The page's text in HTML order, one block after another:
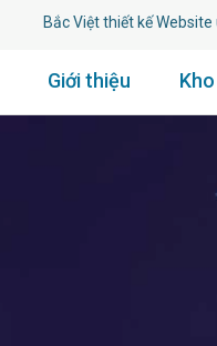
Bắc Việt thiết kế Website uy tín
Giới thiệu